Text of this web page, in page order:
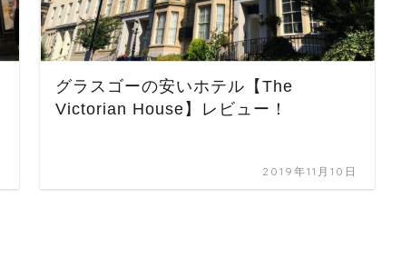
グラスゴーの安いホテル【The
Victorian House】レビュー！
2019年11月10日